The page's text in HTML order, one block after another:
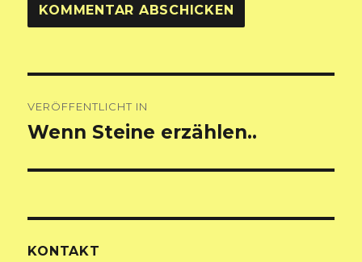
VERÖFFENTLICHT IN
Wenn Steine erzählen..
KONTAKT